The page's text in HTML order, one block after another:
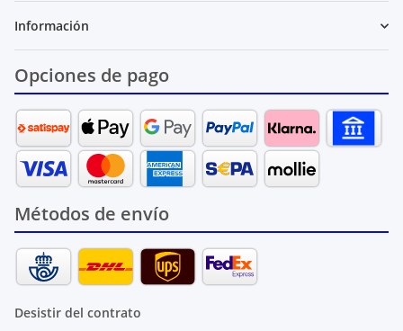
Información
Opciones de pago
Métodos de envío
Desistir del contrato